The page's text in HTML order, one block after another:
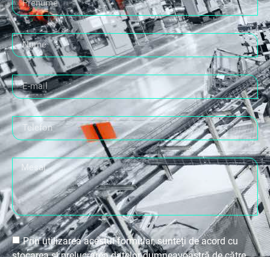
Prin utilizarea acestui formular, sunteți de acord cu